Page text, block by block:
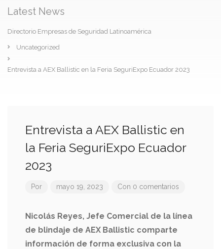
Latest News
Directorio Empresas de Seguridad Latinoamérica
Uncategorized
Entrevista a AEX Ballistic en la Feria SeguriExpo Ecuador 2023
Entrevista a AEX Ballistic en
la Feria SeguriExpo Ecuador
2023
Por mayo 19, 2023 Con 0 comentarios
Nicolás Reyes, Jefe Comercial de la línea
de blindaje de AEX Ballistic comparte
información de forma exclusiva con la